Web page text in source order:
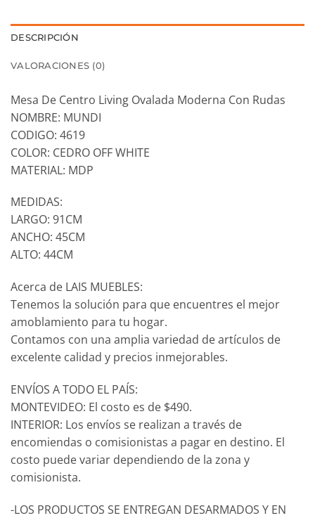
DESCRIPCIÓN
VALORACIONES (0)
Mesa De Centro Living Ovalada Moderna Con Rudas
NOMBRE: MUNDI
CODIGO: 4619
COLOR: CEDRO OFF WHITE
MATERIAL: MDP
MEDIDAS:
LARGO: 91CM
ANCHO: 45CM
ALTO: 44CM
Acerca de LAIS MUEBLES:
Tenemos la solución para que encuentres el mejor
amoblamiento para tu hogar.
Contamos con una amplia variedad de artículos de
excelente calidad y precios inmejorables.
ENVÍOS A TODO EL PAÍS:
MONTEVIDEO: El costo es de $490.
INTERIOR: Los envíos se realizan a través de
encomiendas o comisionistas a pagar en destino. El
costo puede variar dependiendo de la zona y
comisionista.
-LOS PRODUCTOS SE ENTREGAN DESARMADOS Y EN